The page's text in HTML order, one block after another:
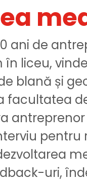
ani de
în liceu,
blană și
facultatea
pentru
uri,